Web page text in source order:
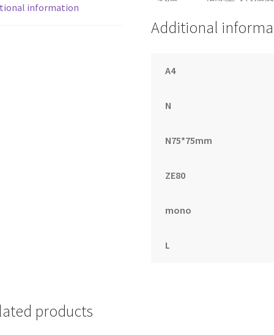
條
information
Additional
A4
N
N75*75mm
ZE80
mono
L
products